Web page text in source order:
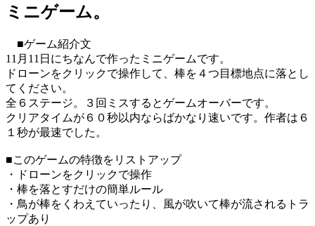
ミニゲーム。
■ゲーム紹介文
11月11日にちなんで作ったミニゲームです。
ドローンをクリックで操作して、棒を４つ目標地点に落とし
てください。
全６ステージ。３回ミスするとゲームオーバーです。
クリアタイムが６０秒以内ならばかなり速いです。作者は６
１秒が最速でした。
■このゲームの特徴をリストアップ
・ドローンをクリックで操作
・棒を落とすだけの簡単ルール
・鳥が棒をくわえていったり、風が吹いて棒が流されるトラ
ップあり